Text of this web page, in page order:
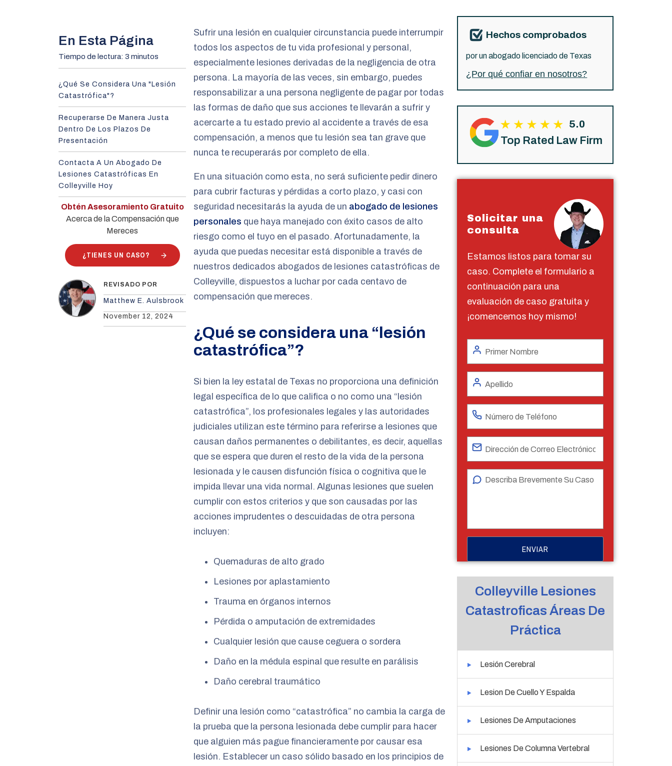
En Esta Página
Tiempo de lectura: 3 minutos
¿Qué Se Considera Una "lesión
Catastrófica"?
Recuperarse De Manera Justa
Dentro De Los Plazos De
Presentación
Contacta A Un Abogado De
Lesiones Catastróficas En
Colleyville Hoy
Obtén Asesoramiento Gratuito
Acerca de la Compensación que
Mereces
¿TIENES UN CASO?
REVISADO POR
Matthew E. Aulsbrook
November 12, 2024
Sufrir una lesión en cualquier circunstancia puede interrumpir
todos los aspectos de tu vida profesional y personal,
especialmente lesiones derivadas de la negligencia de otra
persona. La mayoría de las veces, sin embargo, puedes
responsabilizar a una persona negligente de pagar por todas
las formas de daño que sus acciones te llevarán a sufrir y
acercarte a tu estado previo al accidente a través de esa
compensación, a menos que tu lesión sea tan grave que
nunca te recuperarás por completo de ella.
En una situación como esta, no será suficiente pedir dinero
para cubrir facturas y pérdidas a corto plazo, y casi con
seguridad necesitarás la ayuda de un abogado de lesiones
personales que haya manejado con éxito casos de alto
riesgo como el tuyo en el pasado. Afortunadamente, la
ayuda que puedas necesitar está disponible a través de
nuestros dedicados abogados de lesiones catastróficas de
Colleyville, dispuestos a luchar por cada centavo de
compensación que mereces.
¿Qué se considera una “lesión
catastrófica”?
Si bien la ley estatal de Texas no proporciona una definición
legal específica de lo que califica o no como una “lesión
catastrófica”, los profesionales legales y las autoridades
judiciales utilizan este término para referirse a lesiones que
causan daños permanentes o debilitantes, es decir, aquellas
que se espera que duren el resto de la vida de la persona
lesionada y le causen disfunción física o cognitiva que le
impida llevar una vida normal. Algunas lesiones que suelen
cumplir con estos criterios y que son causadas por las
acciones imprudentes o descuidadas de otra persona
incluyen:
Quemaduras de alto grado
Lesiones por aplastamiento
Trauma en órganos internos
Pérdida o amputación de extremidades
Cualquier lesión que cause ceguera o sordera
Daño en la médula espinal que resulte en parálisis
Daño cerebral traumático
Definir una lesión como “catastrófica” no cambia la carga de
la prueba que la persona lesionada debe cumplir para hacer
que alguien más pague financieramente por causar esa
lesión. Establecer un caso sólido basado en los principios de
Hechos comprobados
por un abogado licenciado de Texas
¿Por qué confiar en nosotros?
5.0
Top Rated Law Firm
Solicitar una
consulta
Estamos listos para tomar su
caso. Complete el formulario a
continuación para una
evaluación de caso gratuita y
¡comencemos hoy mismo!
Colleyville Lesiones
Catastroficas Áreas De
Práctica
Lesión Cerebral
Lesion De Cuello Y Espalda
Lesiones De Amputaciones
Lesiones De Columna Vertebral